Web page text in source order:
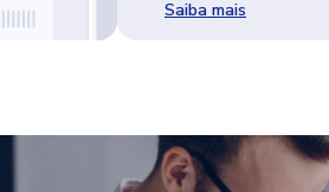
Saiba mais